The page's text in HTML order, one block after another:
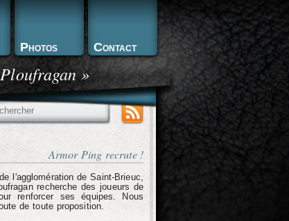
»
Photos Contact
Armor Ping recrute !
l'agglomération de Saint-Brieuc,
recherche des joueurs de
renforcer ses équipes. Nous
de toute proposition.